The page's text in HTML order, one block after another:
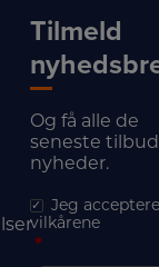
Tilmeld
Og få alle de
seneste
nyheder.
Jeg
vilkårene
*